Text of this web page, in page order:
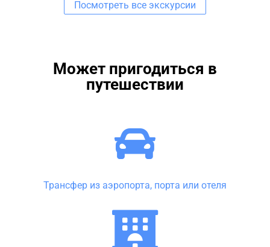
Посмотреть все экскурсии
Может пригодиться в
путешествии
Трансфер из аэропорта, порта или отеля